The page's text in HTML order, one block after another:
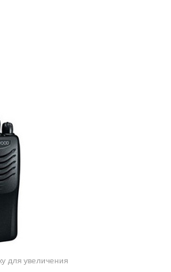
для увеличения